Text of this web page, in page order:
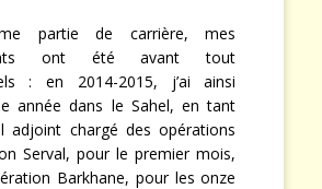
partie de carrière, mes
ont été avant tout
: en 2014-2015, j’ai ainsi
année dans le Sahel, en tant
adjoint chargé des opérations
Serval, pour le premier mois,
Barkhane, pour les onze